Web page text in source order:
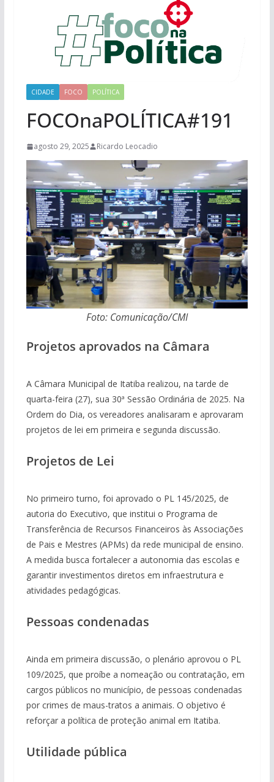
CIDADE FOCO POLÍTICA
FOCOnaPOLÍTICA#191
agosto 29, 2025 Ricardo Leocadio
Foto: Comunicação/CMI
Projetos aprovados na Câmara
A Câmara Municipal de Itatiba realizou, na tarde de
quarta-feira (27), sua 30ª Sessão Ordinária de 2025. Na
Ordem do Dia, os vereadores analisaram e aprovaram
projetos de lei em primeira e segunda discussão.
Projetos de Lei
No primeiro turno, foi aprovado o PL 145/2025, de
autoria do Executivo, que institui o Programa de
Transferência de Recursos Financeiros às Associações
de Pais e Mestres (APMs) da rede municipal de ensino.
A medida busca fortalecer a autonomia das escolas e
garantir investimentos diretos em infraestrutura e
atividades pedagógicas.
Pessoas condenadas
Ainda em primeira discussão, o plenário aprovou o PL
109/2025, que proíbe a nomeação ou contratação, em
cargos públicos no município, de pessoas condenadas
por crimes de maus-tratos a animais. O objetivo é
reforçar a política de proteção animal em Itatiba.
Utilidade pública